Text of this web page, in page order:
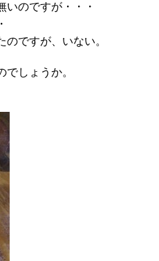
いのですが・・・
ですが、いない。
しょうか。